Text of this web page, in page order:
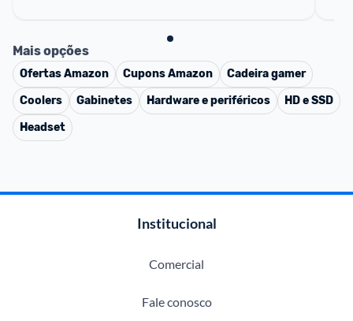
Mais opções
OfertasAmazon CuponsAmazon
Cadeira gamer
Coolers
Gabinetes Hardware e periféricos
HD e SSD
Headset
Institucional
Comercial
Fale conosco